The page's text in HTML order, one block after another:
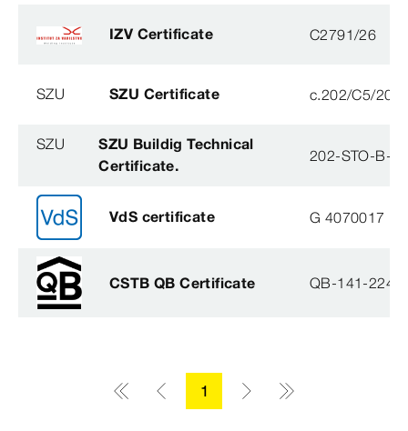
IZV Certificate C2791/26
SZU SZU Certificate c.202/C5/
SZU
SZU Buildig Technical
Certificate.
202-STO-B-
VdS certificate G 4070017
CSTB QB Certificate QB-141-
1